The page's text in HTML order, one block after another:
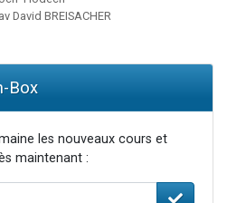
David BREISACHER
Box
les nouveaux cours et
maintenant :